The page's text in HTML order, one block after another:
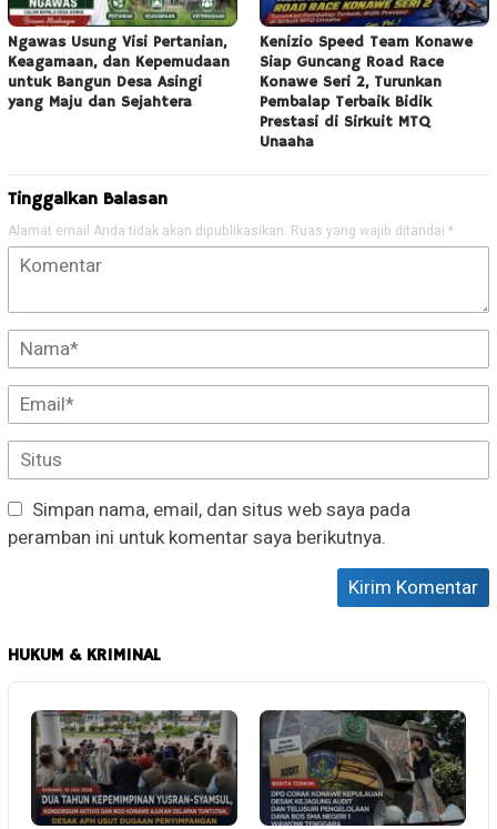
Ngawas Usung Visi Pertanian,
Keagamaan, dan Kepemudaan
untuk Bangun Desa Asingi
yang Maju dan Sejahtera
Kenizio Speed Team Konawe
Siap Guncang Road Race
Konawe Seri 2, Turunkan
Pembalap Terbaik Bidik
Prestasi di Sirkuit MTQ
Unaaha
Tinggalkan Balasan
Alamat email Anda tidak akan dipublikasikan. Ruas yang wajib ditandai *
Simpan nama, email, dan situs web saya pada
peramban ini untuk komentar saya berikutnya.
HUKUM & KRIMINAL